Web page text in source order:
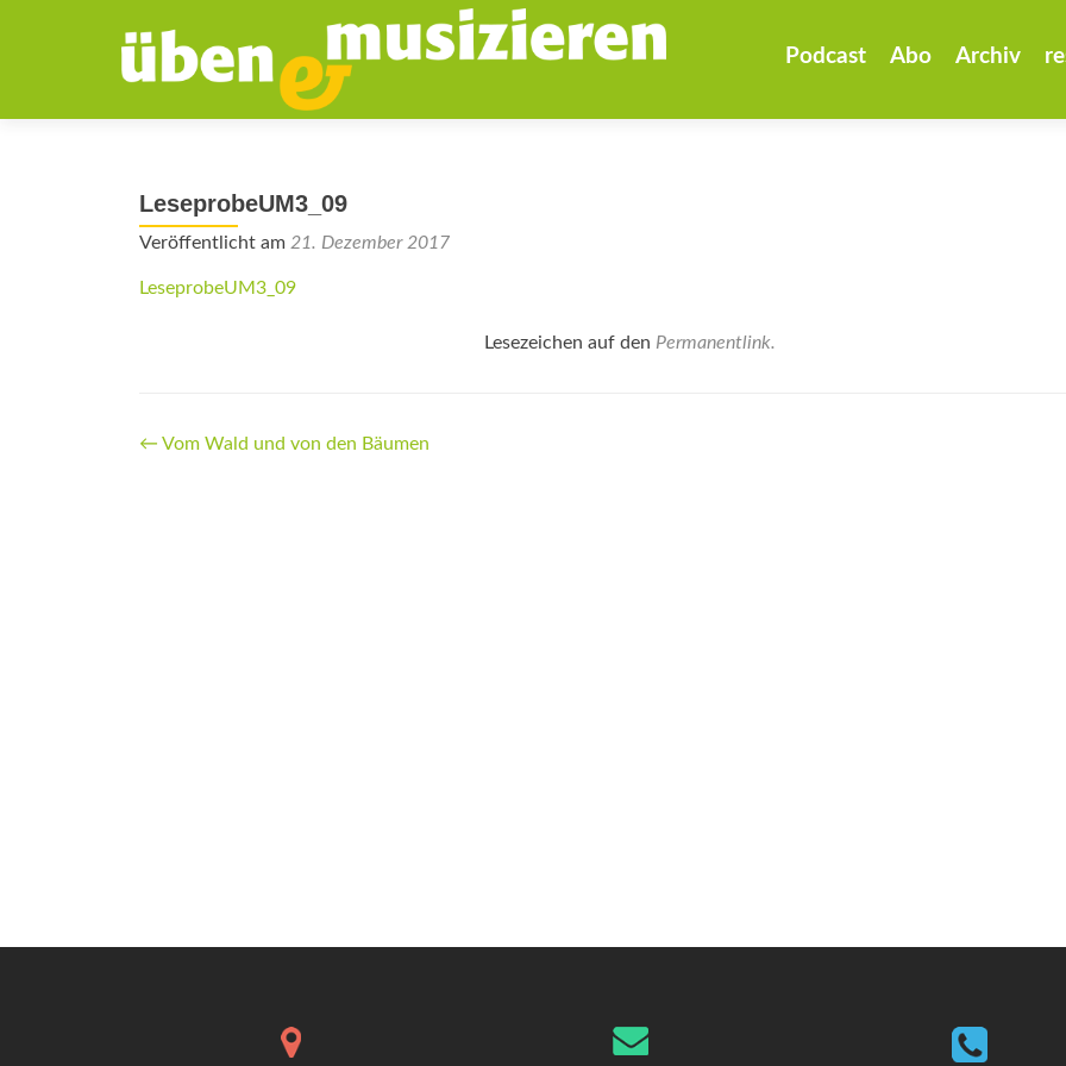
Podcast Abo Archiv
LeseprobeUM3_09
Veröffentlicht am 21. Dezember 2017
LeseprobeUM3_09
Lesezeichen auf den Permanentlink.
Beitrags-
← Vom Wald und von den Bäumen